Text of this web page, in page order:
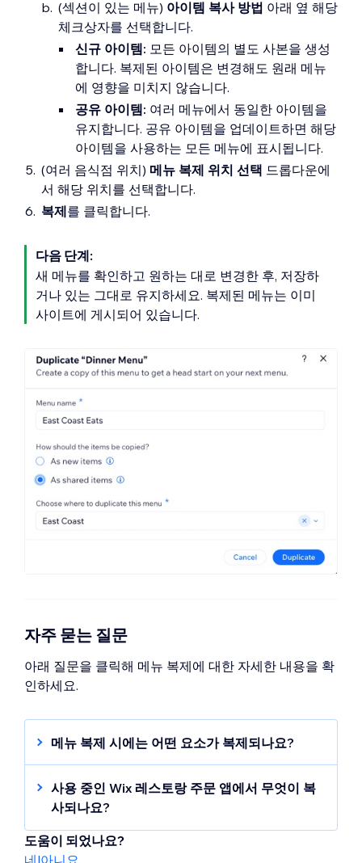
(섹션이 있는 메뉴) 아이템 복사 방법 아래 옆 해당
체크상자를 선택합니다.
신규 아이템: 모든 아이템의 별도 사본을 생성
합니다. 복제된 아이템은 변경해도 원래 메뉴
에 영향을 미치지 않습니다.
공유 아이템: 여러 메뉴에서 동일한 아이템을
유지합니다. 공유 아이템을 업데이트하면 해당
아이템을 사용하는 모든 메뉴에 표시됩니다.
(여러 음식점 위치) 메뉴 복제 위치 선택 드롭다운에
서 해당 위치를 선택합니다.
복제를 클릭합니다.
다음 단계:
새 메뉴를 확인하고 원하는 대로 변경한 후, 저장하
거나 있는 그대로 유지하세요. 복제된 메뉴는 이미
사이트에 게시되어 있습니다.
자주 묻는 질문
아래 질문을 클릭해 메뉴 복제에 대한 자세한 내용을 확
인하세요.
메뉴 복제 시에는 어떤 요소가 복제되나요?
메뉴를 복제하면 메뉴 자체, 섹션 및 모든 아이
템(이름, 설명, 가격 및 이미지 포함) 요소가 복사
됩니다.
아이템 복사 방법을 선택할 수 있습니다.
사용 중인 Wix 레스토랑 주문 앱에서 무엇이 복
사되나요?
Wix 레스토랑 주문(신규)앱을 사용 중이라면 선
택사항, 옵션, 세금 및 재고 설정과 같은 추가 아
도움이 되었나요?
네|아니요